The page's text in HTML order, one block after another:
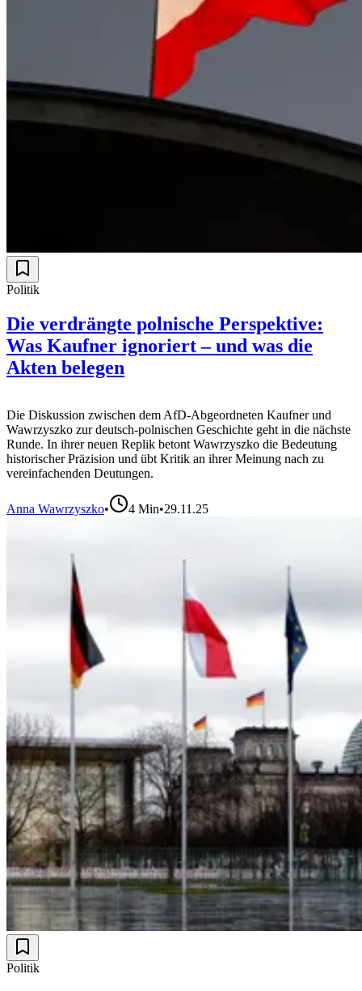
Politik
Die verdrängte polnische Perspektive:
Was Kaufner ignoriert – und was die
Akten belegen
Die Diskussion zwischen dem AfD-Abgeordneten Kaufner und
Wawrzyszko zur deutsch-polnischen Geschichte geht in die nächste
Runde. In ihrer neuen Replik betont Wawrzyszko die Bedeutung
historischer Präzision und übt Kritik an ihrer Meinung nach zu
vereinfachenden Deutungen.
Anna Wawrzyszko• 4 Min•29.11.25
Politik